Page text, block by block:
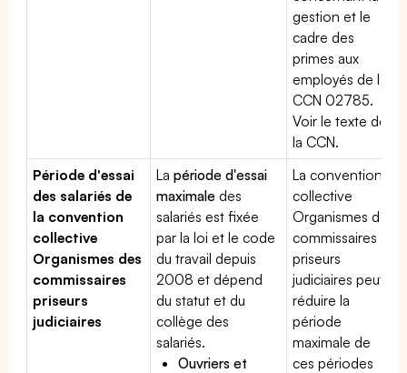
gestion et le
cadre des
primes aux
employés de la
CCN 02785.
Voir le texte de
la CCN.
Période d'essai
des salariés de
la convention
collective
Organismes des
commissaires
priseurs
judiciaires
Lapériode d'essai
maximale des
salariés est fixée
par la loi et le code
du travail depuis
2008 et dépend
du statut et du
collège des
salariés.
Ouvriers et
La convention
collective
Organismes des
commissaires
priseurs
judiciaires peut
réduire la
période
maximale de
ces périodes